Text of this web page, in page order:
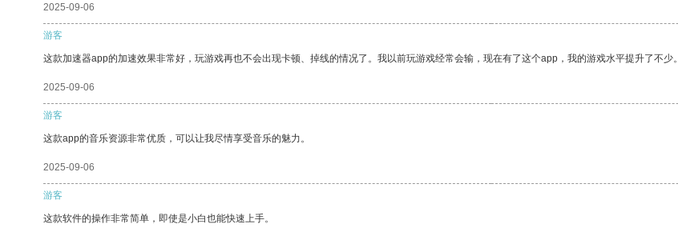
2025-09-06
游客
这款加速器app的加速效果非常好，玩游戏再也不会出现卡顿、掉线的情况了。我以前玩游戏经常会输，现在有了这个app，我的游戏水平提升了不少。
2025-09-06
游客
这款app的音乐资源非常优质，可以让我尽情享受音乐的魅力。
2025-09-06
游客
这款软件的操作非常简单，即使是小白也能快速上手。